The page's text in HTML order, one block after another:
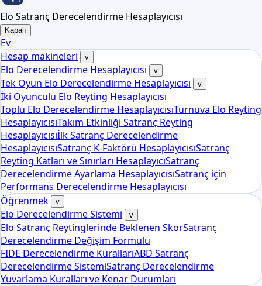
Elo Satranç Derecelendirme Hesaplayıcısı
Kapalı
Ev
Hesap makineleri
v
Elo Derecelendirme Hesaplayıcısı v
Tek Oyun Elo Derecelendirme Hesaplayıcısı v
İki Oyunculu Elo Reyting Hesaplayıcısı
Toplu Elo Derecelendirme HesaplayıcısıTurnuva Elo Reyting
HesaplayıcısıTakım Etkinliği Satranç Reyting
Hesaplayıcısıİlk Satranç Derecelendirme
HesaplayıcısıSatranç K-Faktörü HesaplayıcısıSatranç
Reyting Katları ve Sınırları HesaplayıcıSatranç
Derecelendirme Ayarlama HesaplayıcısıSatranç için
Performans Derecelendirme Hesaplayıcısı
Öğrenmek
v
Elo Derecelendirme Sistemi v
Elo Satranç Reytinglerinde Beklenen SkorSatranç
Derecelendirme Değişim Formülü
FIDE Derecelendirme KurallarıABD Satranç
Derecelendirme SistemiSatranç Derecelendirme
Yuvarlama Kuralları ve Kenar Durumları